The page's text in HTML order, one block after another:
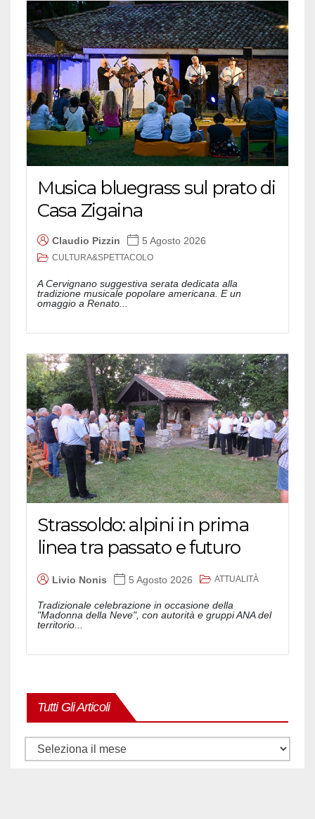
Musica bluegrass sul prato di
Casa Zigaina
Claudio Pizzin 5 Agosto 2026
CULTURA&SPETTACOLO
A Cervignano suggestiva serata dedicata alla
tradizione musicale popolare americana. E un
omaggio a Renato...
Strassoldo: alpini in prima
linea tra passato e futuro
Livio Nonis 5 Agosto 2026 ATTUALITÀ
Tradizionale celebrazione in occasione della
"Madonna della Neve", con autorità e gruppi ANA del
territorio...
Tutti Gli Articoli
Tutti